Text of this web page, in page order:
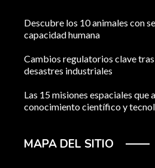
Descubre los 10 animales con
capacidad humana
Cambios regulatorios clave
desastres industriales
Las 15 misiones espaciales que
conocimiento científico y
MAPA DEL SITIO